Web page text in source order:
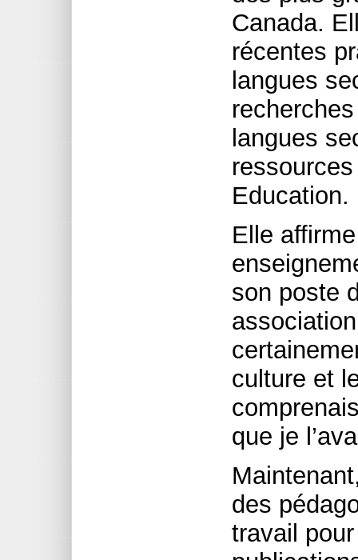
Canada.
récentes
langues
langues
Education.
Elle
son poste
culture et
que je
des
travail